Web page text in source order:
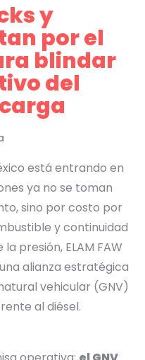
y
por el
blindar
del
está entrando en
ya no se toman
sino por costo por
y continuidad
presión, ELAM FAW
alianza estratégica
vehicular (GNV)
al diésel.